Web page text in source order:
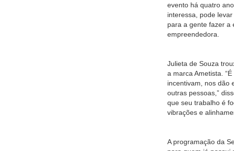
evento há quatro
interessa, pode
para a gente fazer a
empreendedora.
Julieta de Souza
a marca Ametista.
incentivam, nos dão
outras pessoas,”
que seu trabalho é
vibrações e
A programação da